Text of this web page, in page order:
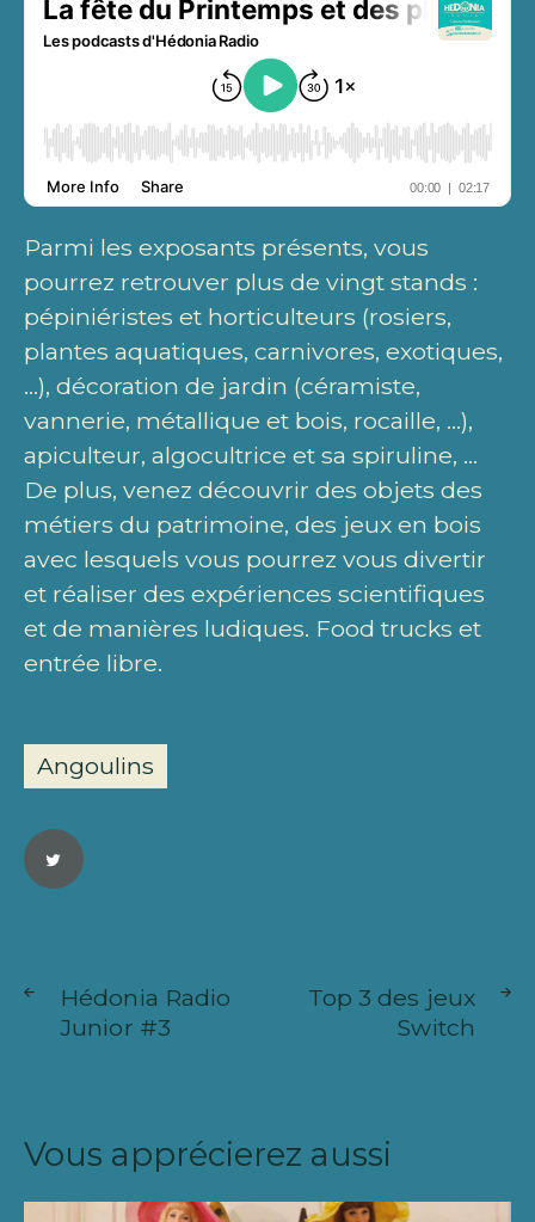
Parmi les exposants présents, vous
pourrez retrouver plus de vingt stands :
pépiniéristes et horticulteurs (rosiers,
plantes aquatiques, carnivores, exotiques,
…), décoration de jardin (céramiste,
vannerie, métallique et bois, rocaille, …),
apiculteur, algocultrice et sa spiruline, …
De plus, venez découvrir des objets des
métiers du patrimoine, des jeux en bois
avec lesquels vous pourrez vous divertir
et réaliser des expériences scientifiques
et de manières ludiques. Food trucks et
entrée libre.
Angoulins
de
l’article
SUIVANT
Hédonia Radio
Junior #3
Top 3 des jeux
Switch
Vous apprécierez aussi